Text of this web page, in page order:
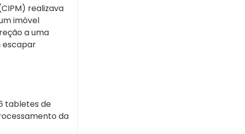
realizava
imóvel
a uma
escapar
tabletes de
da